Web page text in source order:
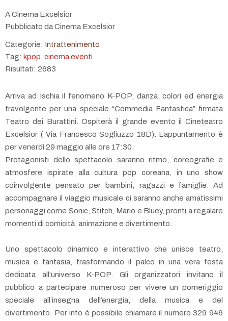
A Cinema Excelsior
Pubblicato da Cinema Excelsior
Categorie: Intrattenimento
Tag: kpop cinema eventi
Risultati: 2683
Arriva ad Ischia il fenomeno K-POP, danza, colori ed energia
travolgente per una speciale “Commedia Fantastica” firmata
Teatro dei Burattini. Ospiterà il grande evento il Cineteatro
Excelsior ( Via Francesco Sogliuzzo 18D). L’appuntamento è
per venerdì 29 maggio alle ore 17:30.
Protagonisti dello spettacolo saranno ritmo, coreografie e
atmosfere ispirate alla cultura pop coreana, in uno show
coinvolgente pensato per bambini, ragazzi e famiglie. Ad
accompagnare il viaggio musicale ci saranno anche amatissimi
personaggi come Sonic, Stitch, Mario e Bluey, pronti a regalare
momenti di comicità, animazione e divertimento.
Uno spettacolo dinamico e interattivo che unisce teatro,
musica e fantasia, trasformando il palco in una vera festa
dedicata all’universo K-POP. Gli organizzatori invitano il
pubblico a partecipare numeroso per vivere un pomeriggio
speciale all’insegna dell’energia, della musica e del
divertimento. Per info è possibile chiamare il numero 329 946